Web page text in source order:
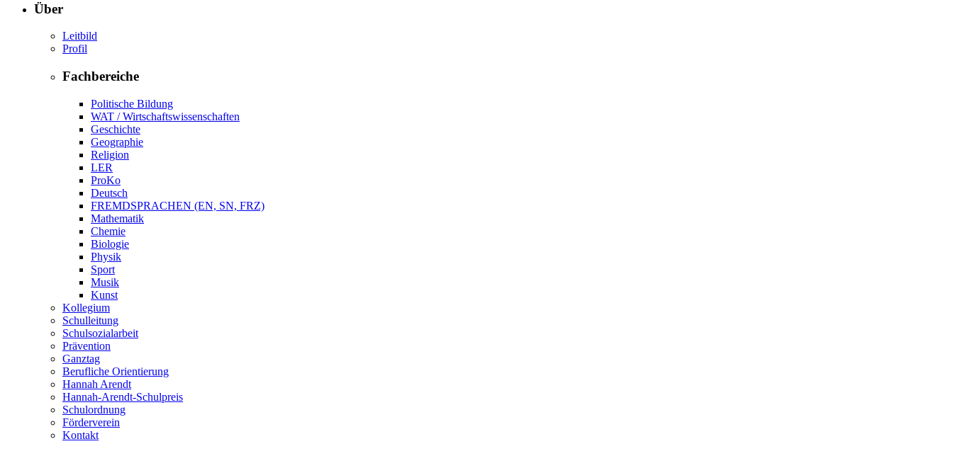
Über
Leitbild
Profil
Fachbereiche
Politische Bildung
WAT / Wirtschaftswissenschaften
Geschichte
Geographie
Religion
LER
ProKo
Deutsch
FREMDSPRACHEN (EN, SN, FRZ)
Mathematik
Chemie
Biologie
Physik
Sport
Musik
Kunst
Kollegium
Schulleitung
Schulsozialarbeit
Prävention
Ganztag
Berufliche Orientierung
Hannah Arendt
Hannah-Arendt-Schulpreis
Schulordnung
Förderverein
Kontakt